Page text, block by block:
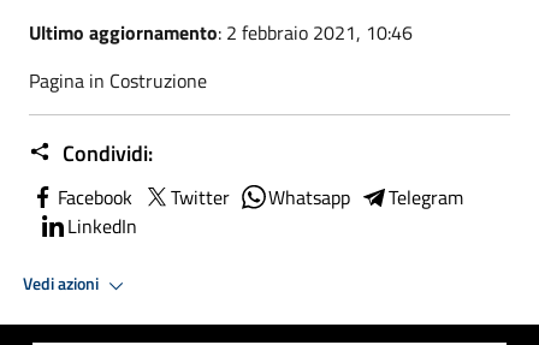
Ultimo aggiornamento: 2 febbraio 2021, 10:46
Pagina in Costruzione
Condividi:
Facebook Twitter Whatsapp
Telegram
LinkedIn
Vedi azioni